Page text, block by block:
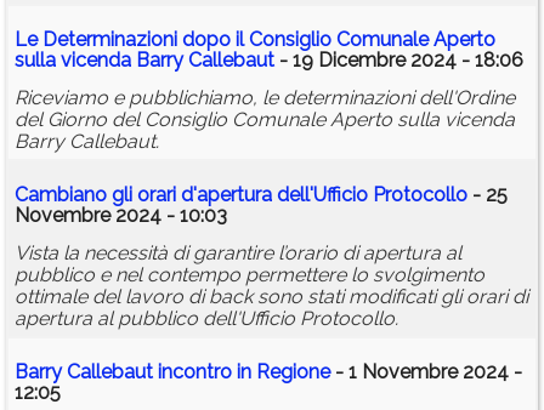
Le Determinazioni dopo il Consiglio Comunale Aperto
sulla vicenda Barry Callebaut - 19 Dicembre 2024 - 18:06
Riceviamo e pubblichiamo, le determinazioni dell'Ordine
del Giorno del Consiglio Comunale Aperto sulla vicenda
Barry Callebaut.
Cambiano gli orari d'apertura dell'Ufficio Protocollo - 25
Novembre 2024 - 10:03
Vista la necessità di garantire l’orario di apertura al
pubblico e nel contempo permettere lo svolgimento
ottimale del lavoro di back sono stati modificati gli orari di
apertura al pubblico dell'Ufficio Protocollo.
Barry Callebaut incontro in Regione- 1 Novembre 2024 -
12:05